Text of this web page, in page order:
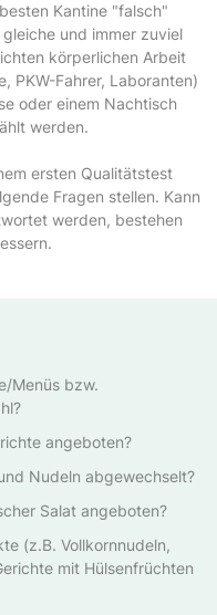
Kantine "falsch"
und immer zuviel
körperlichen Arbeit
PKW-Fahrer, Laboranten)
oder einem Nachtisch
werden.
ersten Qualitätstest
Fragen stellen. Kann
werden, bestehen
Menüs bzw.
angeboten?
Nudeln abgewechselt?
Salat angeboten?
(z.B. Vollkornnudeln,
mit Hülsenfrüchten